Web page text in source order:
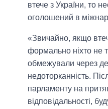
втече з України, то
оголошений в
«Звичайно, якщо
формально ніхто не
обмежували через
недоторканність.
парламенту на
відповідальності,